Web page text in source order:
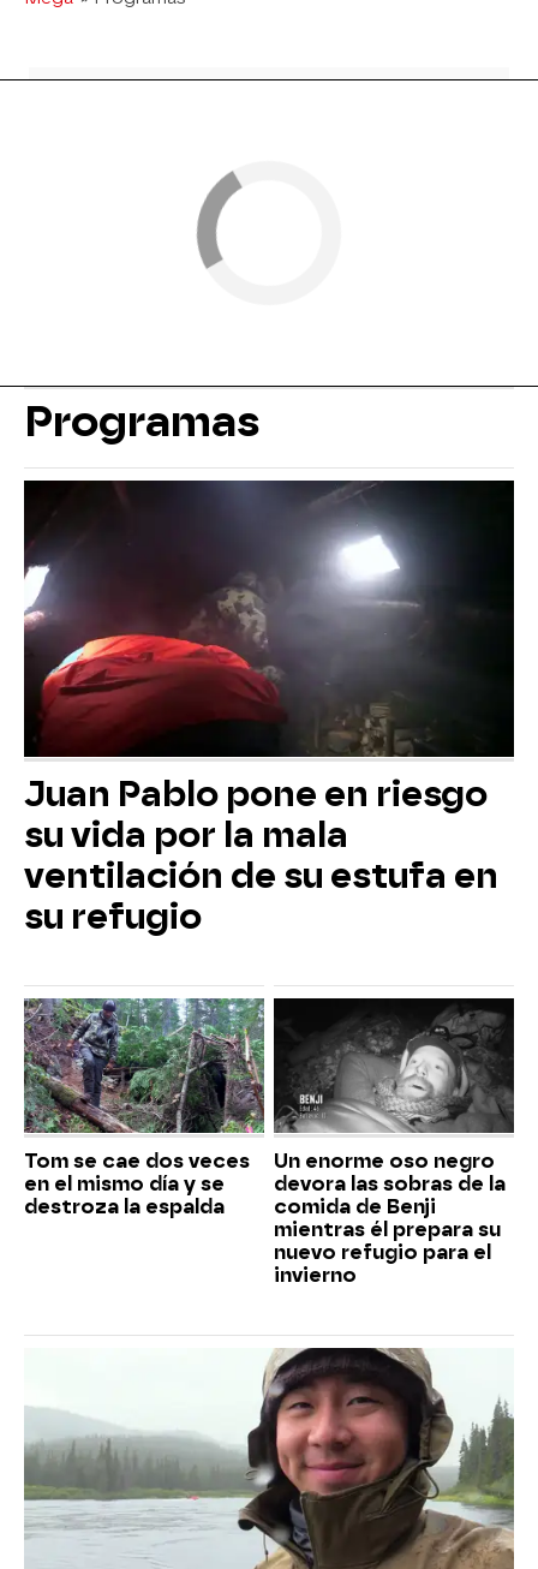
Programas
Juan Pablo pone en riesgo
su vida por la mala
ventilación de su estufa en
su refugio
Tom se cae dos veces
en el mismo día y se
destroza la espalda
Un enorme oso negro
devora las sobras de la
comida de Benji
mientras él prepara su
nuevo refugio para el
invierno